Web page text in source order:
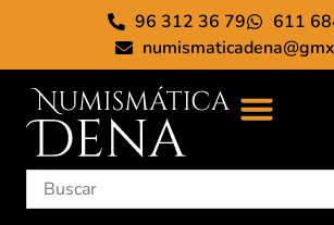
96 312 36 79
611